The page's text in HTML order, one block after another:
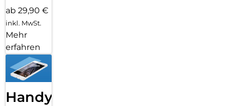
ab 29,90 €
inkl. MwSt.
Mehr
erfahren
Handy